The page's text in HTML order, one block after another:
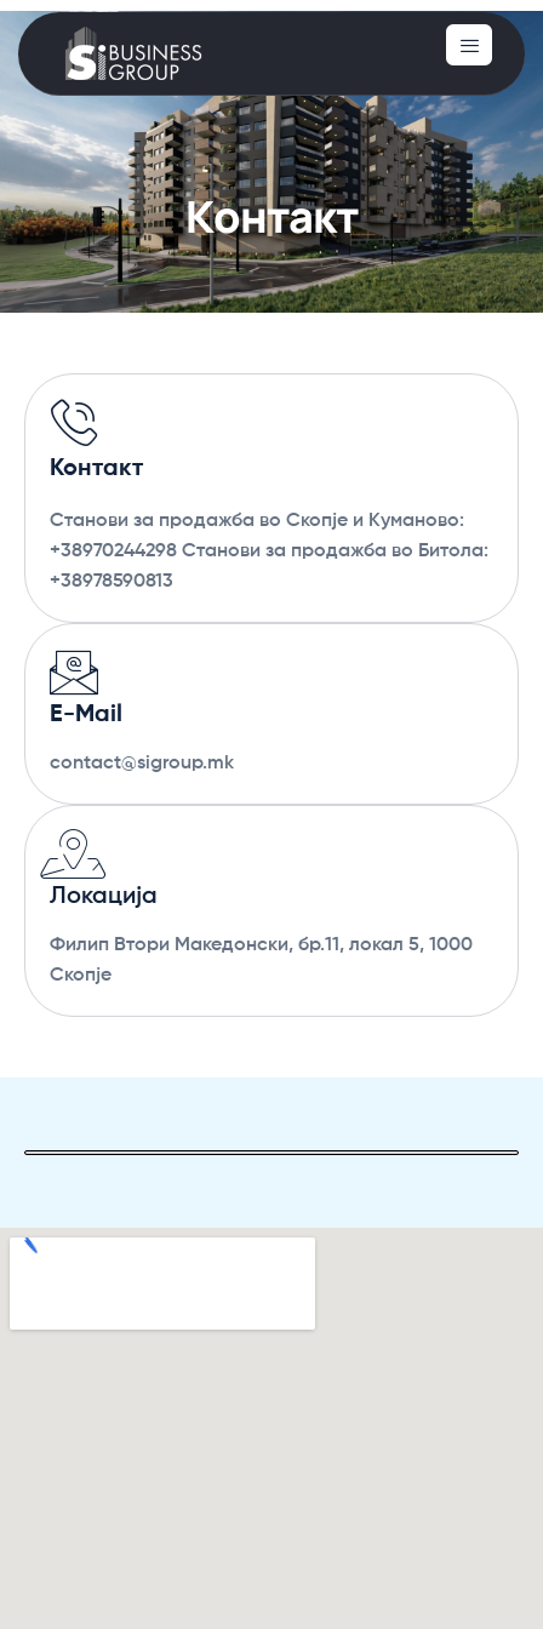
Контакт
Контакт
Станови за продажба во Скопје и Куманово:
+38970244298 Станови за продажба во Битола:
+38978590813
E-Mail
contact@sigroup.mk
Локација
Филип Втори Македонски, бр.11, локал 5, 1000
Скопје